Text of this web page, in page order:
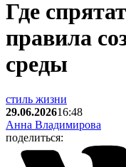
Где
правила
среды
стиль жизни
29.06.202616:48
Анна Владимирова
поделиться: